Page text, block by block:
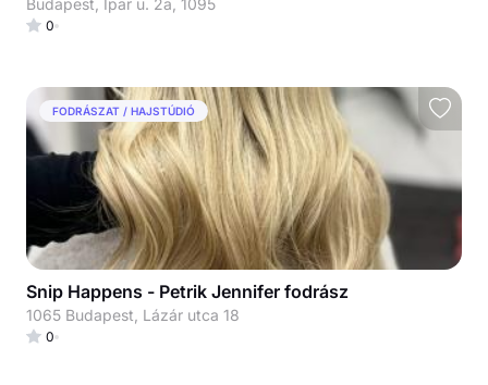
Budapest, Ipar u. 2a, 1095
0
FODRÁSZAT / HAJSTÚDIÓ
Snip Happens - Petrik Jennifer fodrász
1065 Budapest, Lázár utca 18
0